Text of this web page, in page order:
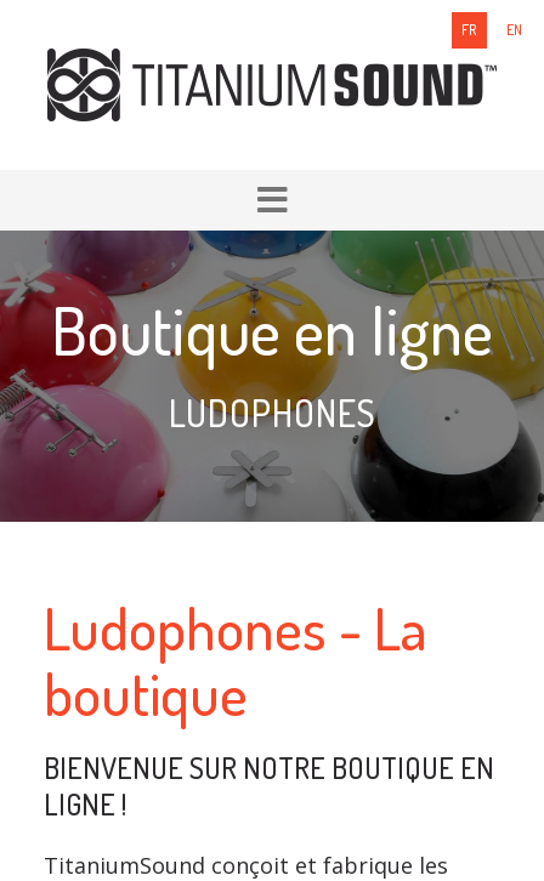
FR EN
Boutique en ligne
LUDOPHONES
Ludophones - La
boutique
BIENVENUE SUR NOTRE BOUTIQUE EN
LIGNE !
TitaniumSound conçoit et fabrique les